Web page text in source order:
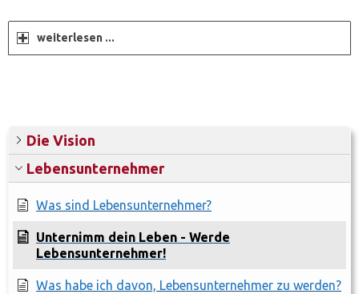
weiterlesen ...
Die Vision
Lebensunternehmer
Was sind Lebensunternehmer?
Unternimm dein Leben - Werde
Lebensunternehmer!
Was habe ich davon, Lebensunternehmer zu werden?